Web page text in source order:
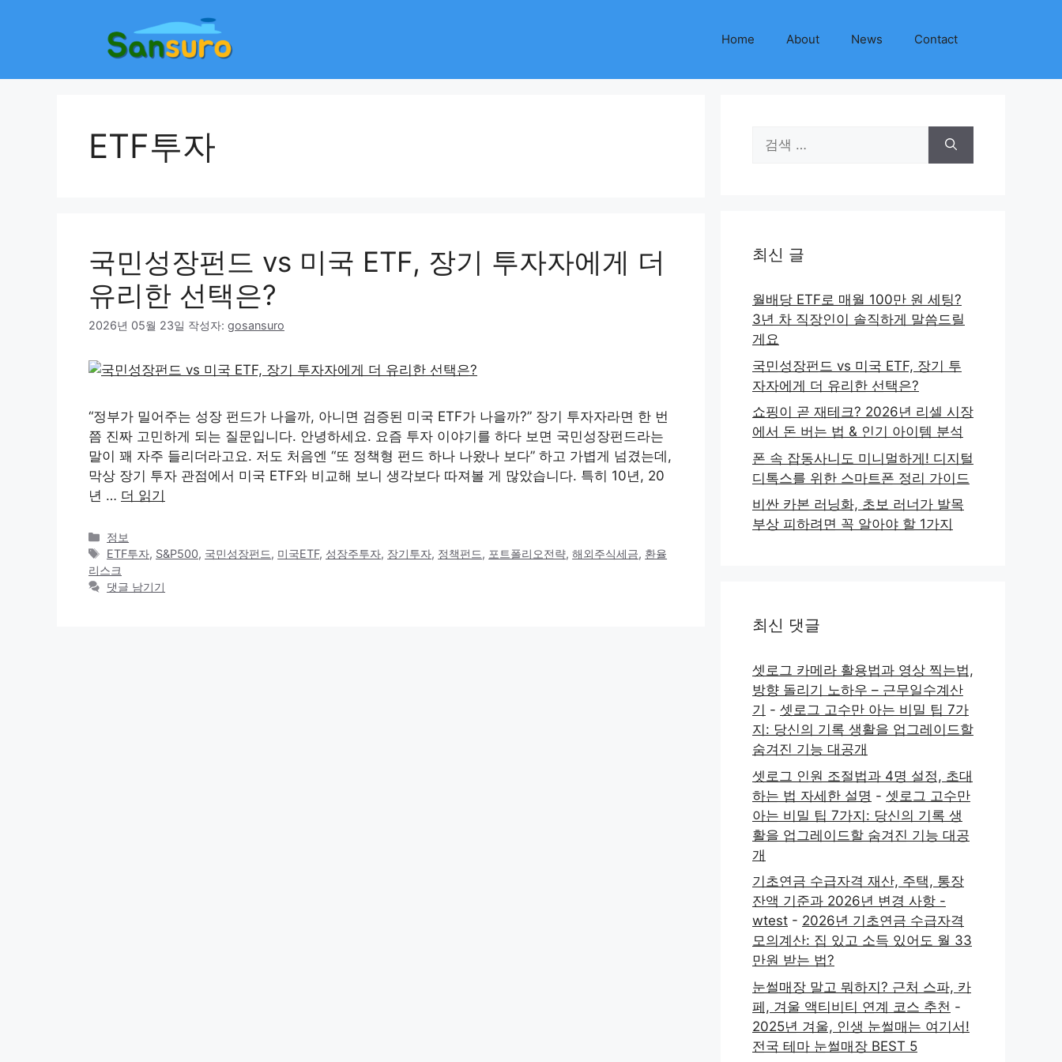
Home About News Contact
ETF투자
국민성장펀드 vs 미국 ETF, 장기 투자자에게 더
유리한 선택은?
2026년 05월 23일 작성자: gosansuro
“정부가 밀어주는 성장 펀드가 나을까, 아니면 검증된 미국 ETF가 나을까?” 장기 투자자라면 한 번
쯤 진짜 고민하게 되는 질문입니다. 안녕하세요. 요즘 투자 이야기를 하다 보면 국민성장펀드라는
말이 꽤 자주 들리더라고요. 저도 처음엔 “또 정책형 펀드 하나 나왔나 보다” 하고 가볍게 넘겼는데,
막상 장기 투자 관점에서 미국 ETF와 비교해 보니 생각보다 따져볼 게 많았습니다. 특히 10년, 20
년 … 더 읽기
카
테
고
리
정보
태
그
ETF투자, S&P500, 국민성장펀드, 미국ETF, 성장주투자, 장기투자, 정책펀드, 포트폴리오전략,해외주식세금, 환율
리스크
댓글 남기기
색:
최신 글
월배당 ETF로 매월 100만 원 세팅?
3년 차 직장인이 솔직하게 말씀드릴
게요
국민성장펀드 vs 미국 ETF, 장기 투
자자에게 더 유리한 선택은?
쇼핑이 곧 재테크? 2026년 리셀 시장
에서 돈 버는 법 & 인기 아이템 분석
폰 속 잡동사니도 미니멀하게! 디지털
디톡스를 위한 스마트폰 정리 가이드
비싼 카본 러닝화, 초보 러너가 발목
부상 피하려면 꼭 알아야 할 1가지
최신 댓글
셋로그 카메라 활용법과 영상 찍는법,
방향 돌리기 노하우 – 근무일수계산
기 - 셋로그 고수만 아는 비밀 팁 7가
지: 당신의 기록 생활을 업그레이드할
숨겨진 기능 대공개
셋로그 인원 조절법과 4명 설정, 초대
하는 법 자세한 설명 - 셋로그 고수만
아는 비밀 팁 7가지: 당신의 기록 생
활을 업그레이드할 숨겨진 기능 대공
개
기초연금 수급자격 재산, 주택, 통장
잔액 기준과 2026년 변경 사항 -
wtest - 2026년 기초연금 수급자격
모의계산: 집 있고 소득 있어도 월 33
만원 받는 법?
눈썰매장 말고 뭐하지? 근처 스파, 카
페, 겨울 액티비티 연계 코스 추천 -
2025년 겨울, 인생 눈썰매는 여기서!
전국 테마 눈썰매장 BEST 5